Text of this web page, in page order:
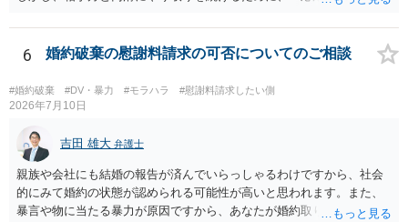
が、期限を守らないのもご不安という場合には、「弁護士に相談して
から連絡するので少々お待ちください」という旨の連絡を入れておく
は、法的には別の議論ではありますが、事実上の繋がりがないわけで
はありません。 例えば、既婚者であるにもかかわらず、結婚するとい
負担割合が高くなり、婚約破棄の慰謝料も払う必要が生じるという可
能性もないわけではありません。 ただし、法律上重婚は認められてい
ないので、既婚者同士の婚約が成立するかといわれると、成立しない
と判断される可能性の方が高いと思われます。 ３について 和解をする
際には、清算条項という定めを設けることがほとんどです。 清算条項
6 婚約破棄の慰謝料請求の可否についてのご相談
#婚約破棄 #DV・暴力 #モラハラ #慰謝料請求したい側
2026年7月10日
吉田 雄大 弁護士
親族や会社にも結婚の報告が済んでいらっしゃるわけですから、社会
的にみて婚約の状態が認められる可能性が高いと思われます。また、
暴言や物に当たる暴力が原因ですから、あなたが婚約取りやめを告げ